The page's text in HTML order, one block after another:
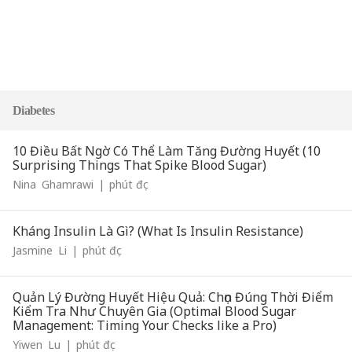
Diabetes
10 Điều Bất Ngờ Có Thể Làm Tăng Đường Huyết (10
Surprising Things That Spike Blood Sugar)
Nina Ghamrawi | phút đọc
Kháng Insulin Là Gì? (What Is Insulin Resistance)
Jasmine Li | phút đọc
Quản Lý Đường Huyết Hiệu Quả: Chọn Đúng Thời Điểm
Kiểm Tra Như Chuyên Gia (Optimal Blood Sugar
Management: Timing Your Checks like a Pro)
Yiwen Lu | phút đọc